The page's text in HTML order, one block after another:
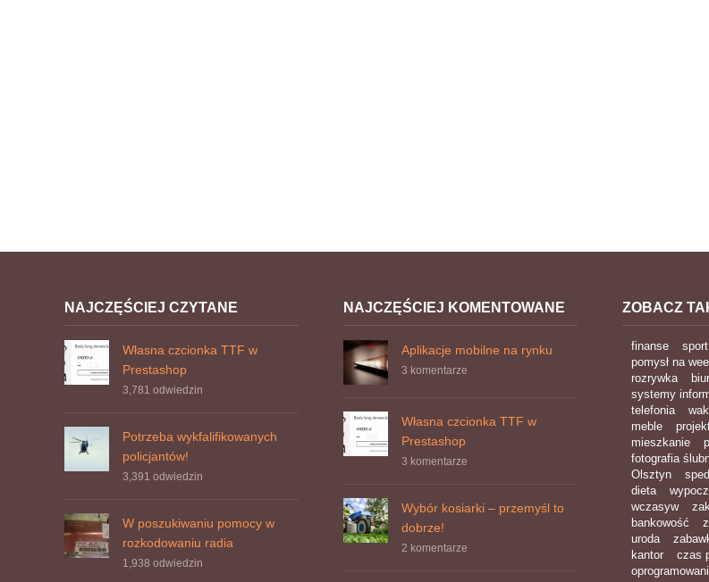
NAJCZĘŚCIEJ CZYTANE
Własna czcionka TTF w
Prestashop
3,781 odwiedzin
Potrzeba wykfalifikowanych
policjantów!
3,391 odwiedzin
W poszukiwaniu pomocy w
rozkodowaniu radia
1,938 odwiedzin
NAJCZĘŚCIEJ KOMENTOWANE
Aplikacje mobilne na rynku
3 komentarze
Własna czcionka TTF w
Prestashop
3 komentarze
Wybór kosiarki – przemyśl to
dobrze!
2 komentarze
ZOBACZ
finanse sport
pomysł na
rozrywka
systemy
telefonia
meble
mieszkanie
fotografia
Olsztyn
dieta
wczasyw
bankowość
uroda
kantor
czas